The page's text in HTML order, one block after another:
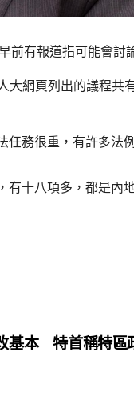
有報道指可能會討
網頁列出的議程共
務很重，有許多法
十八項多，都是內
特首稱特區
基本